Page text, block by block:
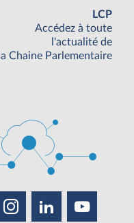
LCP
Accédez à toute
l'actualité de
la Chaine Parlementaire